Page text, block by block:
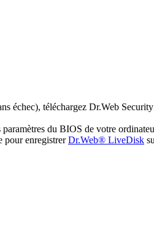
échec), téléchargez Dr.Web
du BIOS de votre
pour enregistrerDr.Web® LiveDisk